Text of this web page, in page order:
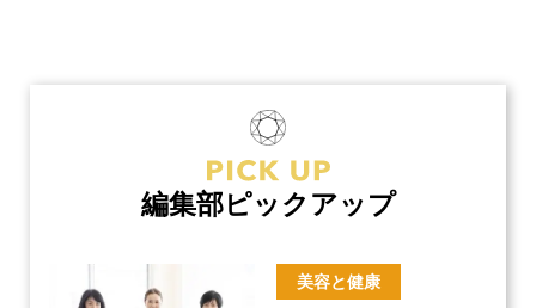
編集部ピックアップ
美容と健康